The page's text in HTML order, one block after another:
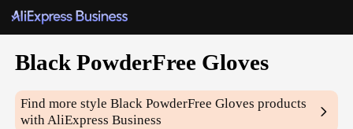
Black PowderFree Gloves
Find more styleBlack PowderFree Gloves products
with AliExpress Business